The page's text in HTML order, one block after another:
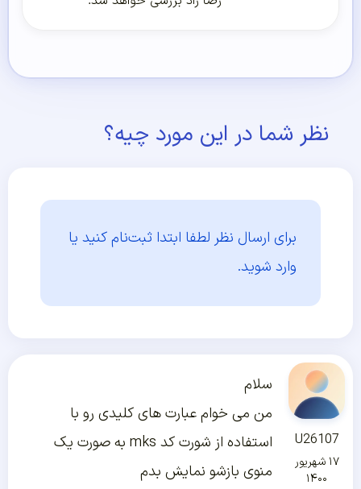
نظر شما در این مورد چیه؟
برای ارسال نظر لطفا ابتدا ثبت‌نام کنید یا
وارد شوید.
U26107
۱۷ شهریور
۱۴۰۰
سلام
من می خوام عبارت های کلیدی رو با
استفاده از شورت کد mks به صورت یک
منوی بازشو نمایش بدم